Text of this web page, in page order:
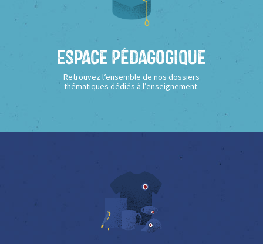
Espace Pédagogique
Retrouvez l’ensemble de nos dossiers
thématiques dédiés à l’enseignement.